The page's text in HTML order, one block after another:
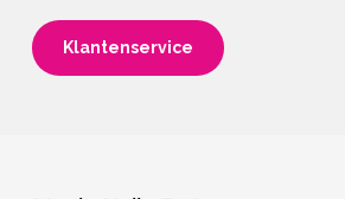
Klantenservice